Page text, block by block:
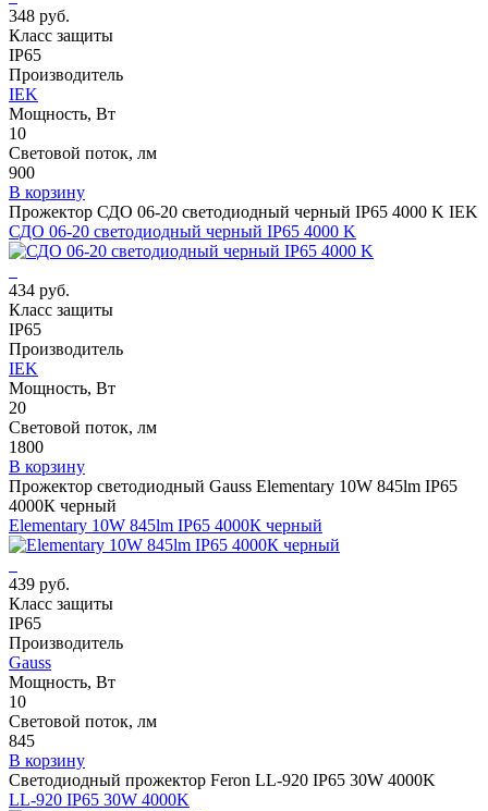
348 руб.
Класс защиты
IP65
Производитель
IEK
Мощность, Вт
10
Световой поток, лм
900
В корзину
Прожектор СДО 06-20 светодиодный черный IP65 4000 K IEK
СДО 06-20 светодиодный черный IP65 4000 K
434 руб.
Класс защиты
IP65
Производитель
IEK
Мощность, Вт
20
Световой поток, лм
1800
В корзину
Прожектор светодиодный Gauss Elementary 10W 845lm IP65
4000К черный
Elementary 10W 845lm IP65 4000К черный
439 руб.
Класс защиты
IP65
Производитель
Gauss
Мощность, Вт
10
Световой поток, лм
845
В корзину
Светодиодный прожектор Feron LL-920 IP65 30W 4000K
LL-920 IP65 30W 4000K